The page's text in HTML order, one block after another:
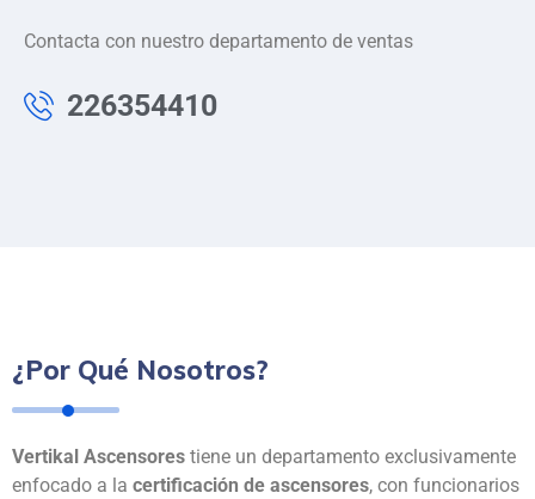
Contacta con nuestro departamento de ventas
226354410
¿Por Qué Nosotros?
Vertikal Ascensores tiene un departamento exclusivamente
enfocado a la certificación de ascensores, con funcionarios